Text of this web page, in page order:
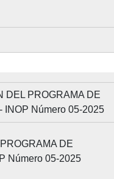
DEL PROGRAMA DE
INOP Número 05-2025
DE
Número 05-2025